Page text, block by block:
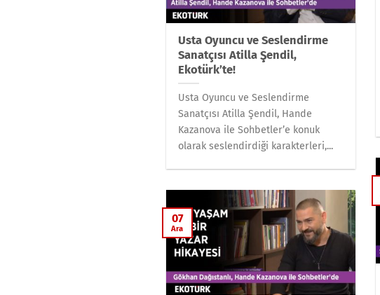
Usta Oyuncu ve Seslendirme
Sanatçısı Atilla Şendil,
Ekotürk’te!
Usta Oyuncu ve Seslendirme
Sanatçısı Atilla Şendil, Hande
Kazanova ile Sohbetler’e konuk
olarak seslendirdiği karakterleri,...
07
Ara